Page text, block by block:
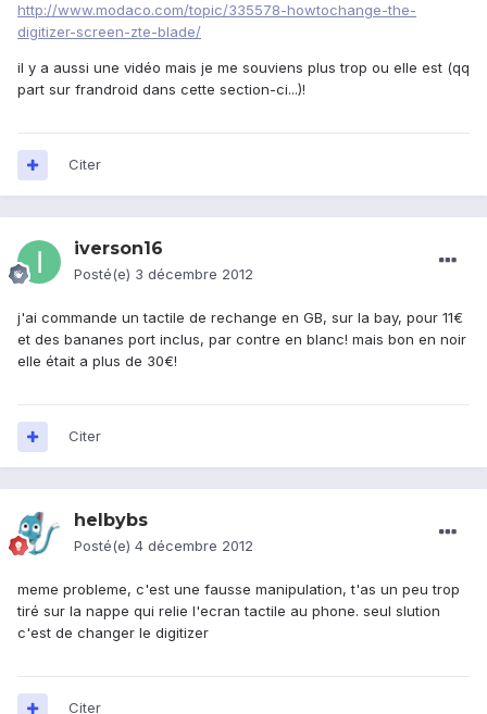
http://www.modaco.com/topic/335578-howtochange-the-
digitizer-screen-zte-blade/
il y a aussi une vidéo mais je me souviens plus trop ou elle est (qq
part sur frandroid dans cette section-ci...)!
Citer
iverson16
Posté(e) 3 décembre 2012
j'ai commande un tactile de rechange en GB, sur la bay, pour 11€
et des bananes port inclus, par contre en blanc! mais bon en noir
elle était a plus de 30€!
Citer
helbybs
Posté(e) 4 décembre 2012
meme probleme, c'est une fausse manipulation, t'as un peu trop
tiré sur la nappe qui relie l'ecran tactile au phone. seul slution
c'est de changer le digitizer
Citer